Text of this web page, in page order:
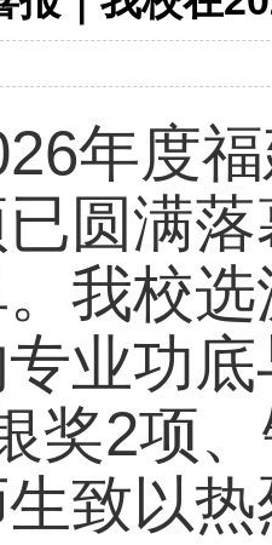
福建省职
满落幕，
我校选派选
业功底与顽
2项、铜奖
以热烈祝